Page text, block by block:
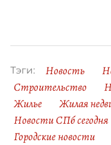
Тэги: Новость
Строительство
Жилье
Жилая
Новости СПб сегодня
Городские новости